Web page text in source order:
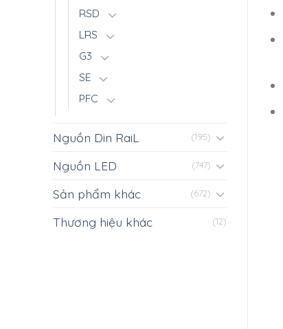
RSD
LRS
G3
SE
PFC
Nguồn Din RaiL (195)
Nguồn LED (747)
Sản phẩm khác (672)
Thương hiệu khác (12)